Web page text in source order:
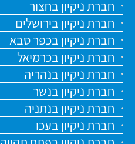
חברת ניקיון בחצור
חברת ניקיון בירושלים
חברת ניקיון בכפר סבא
חברת ניקיון בכרמיאל
חברת ניקיון בנהריה
חברת ניקיון בנשר
חברת ניקיון בנתניה
חברת ניקיון בעכו